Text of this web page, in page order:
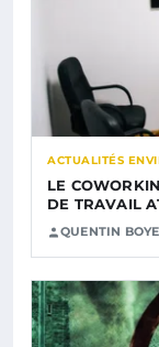
ACTUALITÉS
LE
DE TRAVAIL
QUENTIN